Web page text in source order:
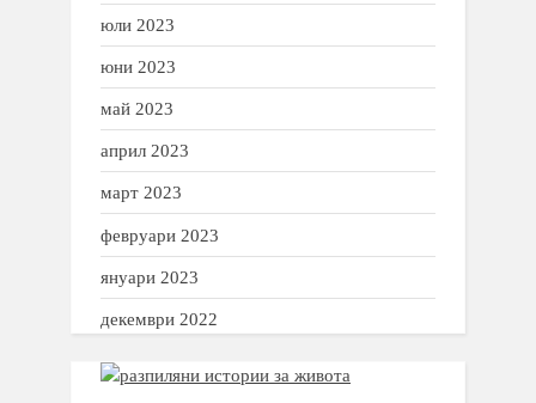
юли 2023
юни 2023
май 2023
април 2023
март 2023
февруари 2023
януари 2023
декември 2022